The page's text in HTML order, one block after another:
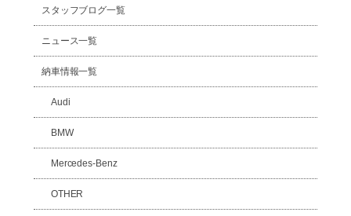
スタッフブログ一覧
ニュース一覧
納車情報一覧
Audi
BMW
Mercedes-Benz
OTHER